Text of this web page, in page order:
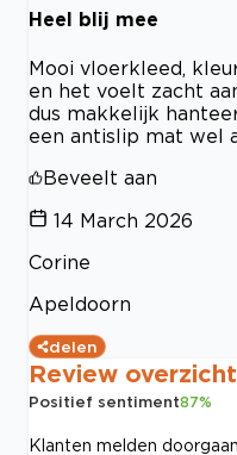
Heel blij mee
Mooi vloerkleed,
en het voelt zacht
dus makkelijk
een antislip mat wel
Beveelt aan
14 March 2026
Corine
Apeldoorn
delen
Review overzicht
Positief sentiment87%
Klanten melden